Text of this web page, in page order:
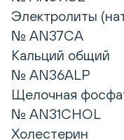
Электролиты
№ AN37CA
Кальций общий
№ AN36ALP
Щелочная
№ AN31CHOL
Холестерин